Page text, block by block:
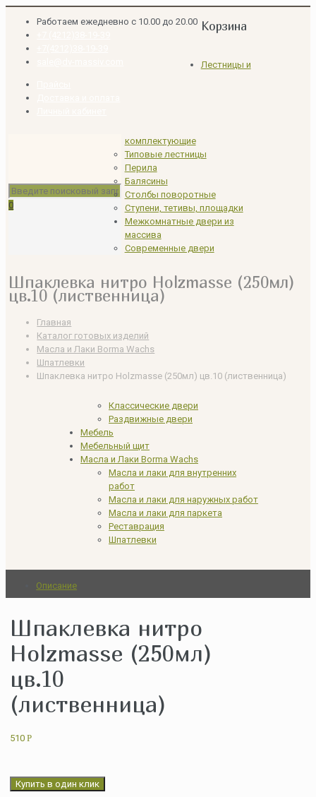
Работаем ежедневно с 10.00 до 20.00
0
Шпаклевка нитро Holzmasse (250мл)
цв.10 (лиственница)
Главная
Каталог готовых изделий
Масла и Лаки Borma Wachs
Шпатлевки
Шпаклевка нитро Holzmasse (250мл) цв.10 (лиственница)
Корзина
Лестницы и
комплектующие
Типовые лестницы
Перила
Балясины
Столбы поворотные
Ступени, тетивы, площадки
Межкомнатные двери из
массива
Современные двери
Классические двери
Раздвижные двери
Мебель
Мебельный щит
Масла и Лаки Borma Wachs
Масла и лаки для внутренних
работ
Масла и лаки для наружных работ
Масла и лаки для паркета
Реставрация
Шпатлевки
Шпаклевка нитро
Holzmasse (250мл)
цв.10
(лиственница)
510Р
Купить в один клик
Описание